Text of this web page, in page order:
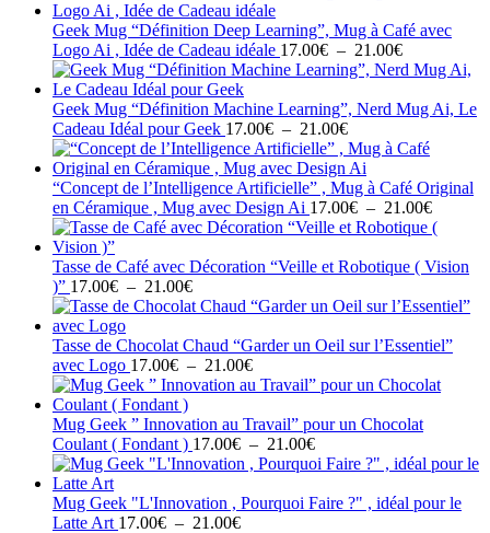
17.00€
à
21.00€
Geek Mug “Définition Deep Learning”, Mug à Café avec
Logo Ai , Idée de Cadeau idéale 17.00€ – 21.00€Plage
de
17.00€
21.00€
Geek Mug “Définition Machine Learning”, Nerd Mug Ai, Le
Cadeau Idéal pour Geek 17.00€ – 21.00€Plage
de
prix :
17.00€
à
21.00€
“Concept de l’Intelligence Artificielle” , Mug à Café Original
en Céramique , Mug avec Design Ai 17.00€ – 21.00€Plage
de
17.00€
21.00€
Tasse de Café avec Décoration “Veille et Robotique ( Vision
)” 17.00€ – 21.00€Plage
de
17.00€
à
21.00€
Tasse de Chocolat Chaud “Garder un Oeil sur l’Essentiel”
avec Logo 17.00€ – 21.00€Plage
de
17.00€
à
21.00€
Mug Geek ” Innovation au Travail” pour un Chocolat
Coulant ( Fondant ) 17.00€ – 21.00€Plage
de
17.00€
Mug Geek "L'Innovation , Pourquoi Faire ?" , idéal pour le
Latte Art 17.00€ – 21.00€Plage